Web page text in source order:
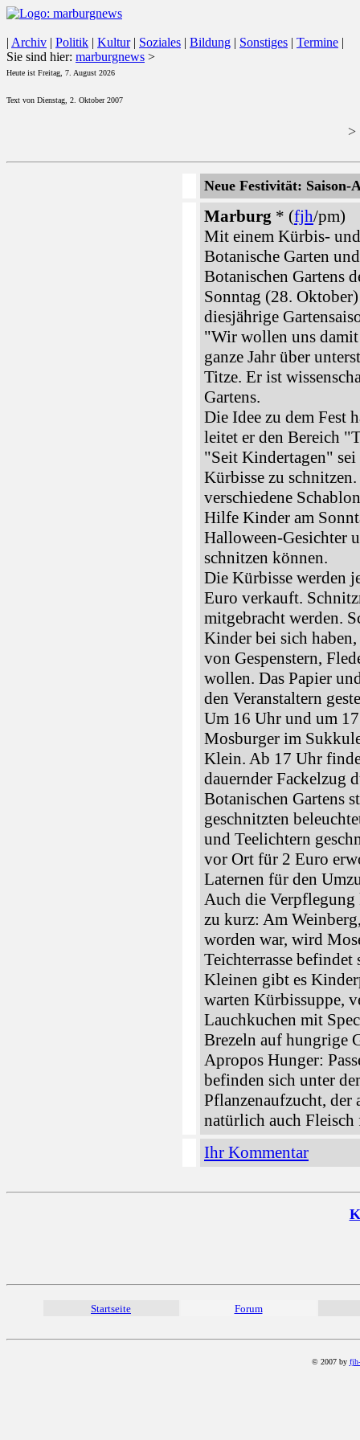
| Archiv | Politik | Kultur| Soziales | Bildung | Sonstiges | Termine |
Sie sind hier: marburgnews >
Heute ist Freitag, 7. August 2026
Text von Dienstag, 2. Oktober 2007
>
Neue Festivität: Saison-
Marburg * (fjh/pm)
Mit einem Kürbis-
Botanische Garten
Botanischen Gartens
Sonntag (28.
diesjährige
"Wir wollen uns damit
ganze Jahr über
Titze. Er ist
Gartens.
Die Idee zu dem Fest
leitet er den Bereich
"Seit Kindertagen"
Kürbisse zu
verschiedene
Hilfe Kinder am
Halloween-Gesichter
schnitzen können.
Die Kürbisse werden
Euro verkauft.
mitgebracht werden.
Kinder bei sich
von Gespenstern,
wollen. Das Papier
den Veranstaltern
Um 16 Uhr und um
Mosburger im
Klein. Ab 17 Uhr
dauernder Fackelzug
Botanischen Gartens
geschnitzten
und Teelichtern
vor Ort für 2 Euro
Laternen für den
Auch die
zu kurz: Am
worden war, wird
Teichterrasse
Kleinen gibt es
warten Kürbissuppe,
Lauchkuchen mit
Brezeln auf hungrige
Apropos Hunger:
befinden sich unter
Pflanzenaufzucht,
natürlich auch Fleisch
Ihr Kommentar
Startseite Forum
© 2007 by